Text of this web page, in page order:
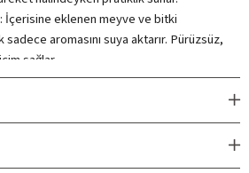
: İçerisine eklenen meyve ve bitki
sadece aromasını suya aktarır. Pürüzsüz,
sağlar.
bozucu bir maddedir ve insan
düşünülmektedir. Tritan, BPA içermez,